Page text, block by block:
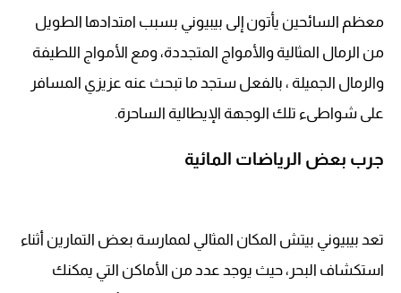
معظم السائحين يأتون إلى بيبيوني بسبب امتدادها الطويل
من الرمال المثالية والأمواج المتجددة، ومع الأمواج اللطيفة
والرمال الجميلة ، بالفعل ستجد ما تبحث عنه عزيزي المسافر
على شواطىء تلك الوجهة الإيطالية الساحرة.
جرب بعض الرياضات المائية
تعد بيبيوني بيتش المكان المثالي لممارسة بعض التمارين أثناء
استكشاف البحر، حيث يوجد عدد من الأماكن التي يمكنك